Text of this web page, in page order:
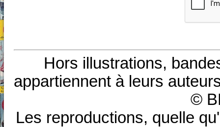
Hors illustrations,
appartiennent à leurs
©
Les reproductions, quelle